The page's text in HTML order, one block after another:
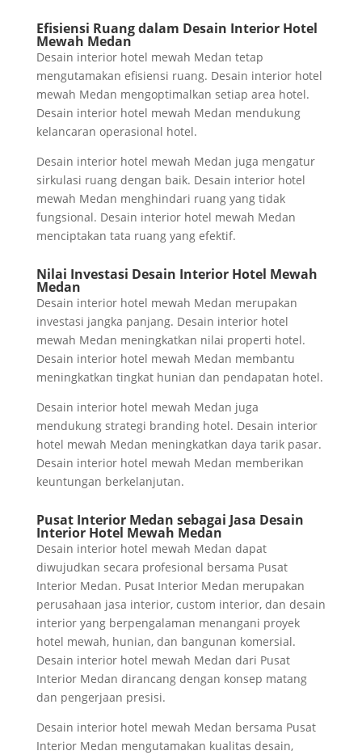
Efisiensi Ruang dalam Desain Interior Hotel
Mewah Medan
Desain interior hotel mewah Medan tetap
mengutamakan efisiensi ruang. Desain interior hotel
mewah Medan mengoptimalkan setiap area hotel.
Desain interior hotel mewah Medan mendukung
kelancaran operasional hotel.
Desain interior hotel mewah Medan juga mengatur
sirkulasi ruang dengan baik. Desain interior hotel
mewah Medan menghindari ruang yang tidak
fungsional. Desain interior hotel mewah Medan
menciptakan tata ruang yang efektif.
Nilai Investasi Desain Interior Hotel Mewah
Medan
Desain interior hotel mewah Medan merupakan
investasi jangka panjang. Desain interior hotel
mewah Medan meningkatkan nilai properti hotel.
Desain interior hotel mewah Medan membantu
meningkatkan tingkat hunian dan pendapatan hotel.
Desain interior hotel mewah Medan juga
mendukung strategi branding hotel. Desain interior
hotel mewah Medan meningkatkan daya tarik pasar.
Desain interior hotel mewah Medan memberikan
keuntungan berkelanjutan.
Pusat Interior Medan sebagai Jasa Desain
Interior Hotel Mewah Medan
Desain interior hotel mewah Medan dapat
diwujudkan secara profesional bersama Pusat
Interior Medan. Pusat Interior Medan merupakan
perusahaan jasa interior, custom interior, dan desain
interior yang berpengalaman menangani proyek
hotel mewah, hunian, dan bangunan komersial.
Desain interior hotel mewah Medan dari Pusat
Interior Medan dirancang dengan konsep matang
dan pengerjaan presisi.
Desain interior hotel mewah Medan bersama Pusat
Interior Medan mengutamakan kualitas desain,